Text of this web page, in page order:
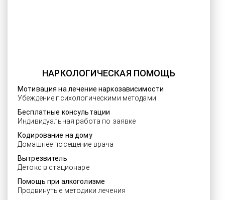
НАРКОЛОГИЧЕСКАЯ ПОМОЩЬ
Мотивация на лечение наркозависимости
Убеждение психологическими методами
Бесплатные консультации
Индивидуальная работа по заявке
Кодирование на дому
Домашнее посещение врача
Вытрезвитель
Детокс в стационаре
Помощь при алкоголизме
Продвинутые методики лечения